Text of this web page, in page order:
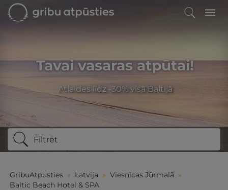
Tavai vasaras atpūtai!
Atlaides līdz -30% visā Baltijā
Filtrēt
GribuAtpusties » Latvija » Viesnīcas Jūrmalā »
Baltic Beach Hotel & SPA